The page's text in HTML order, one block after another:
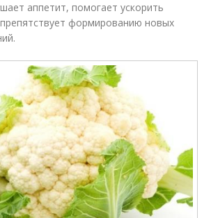
аппетит, помогает ускорить
формированию новых